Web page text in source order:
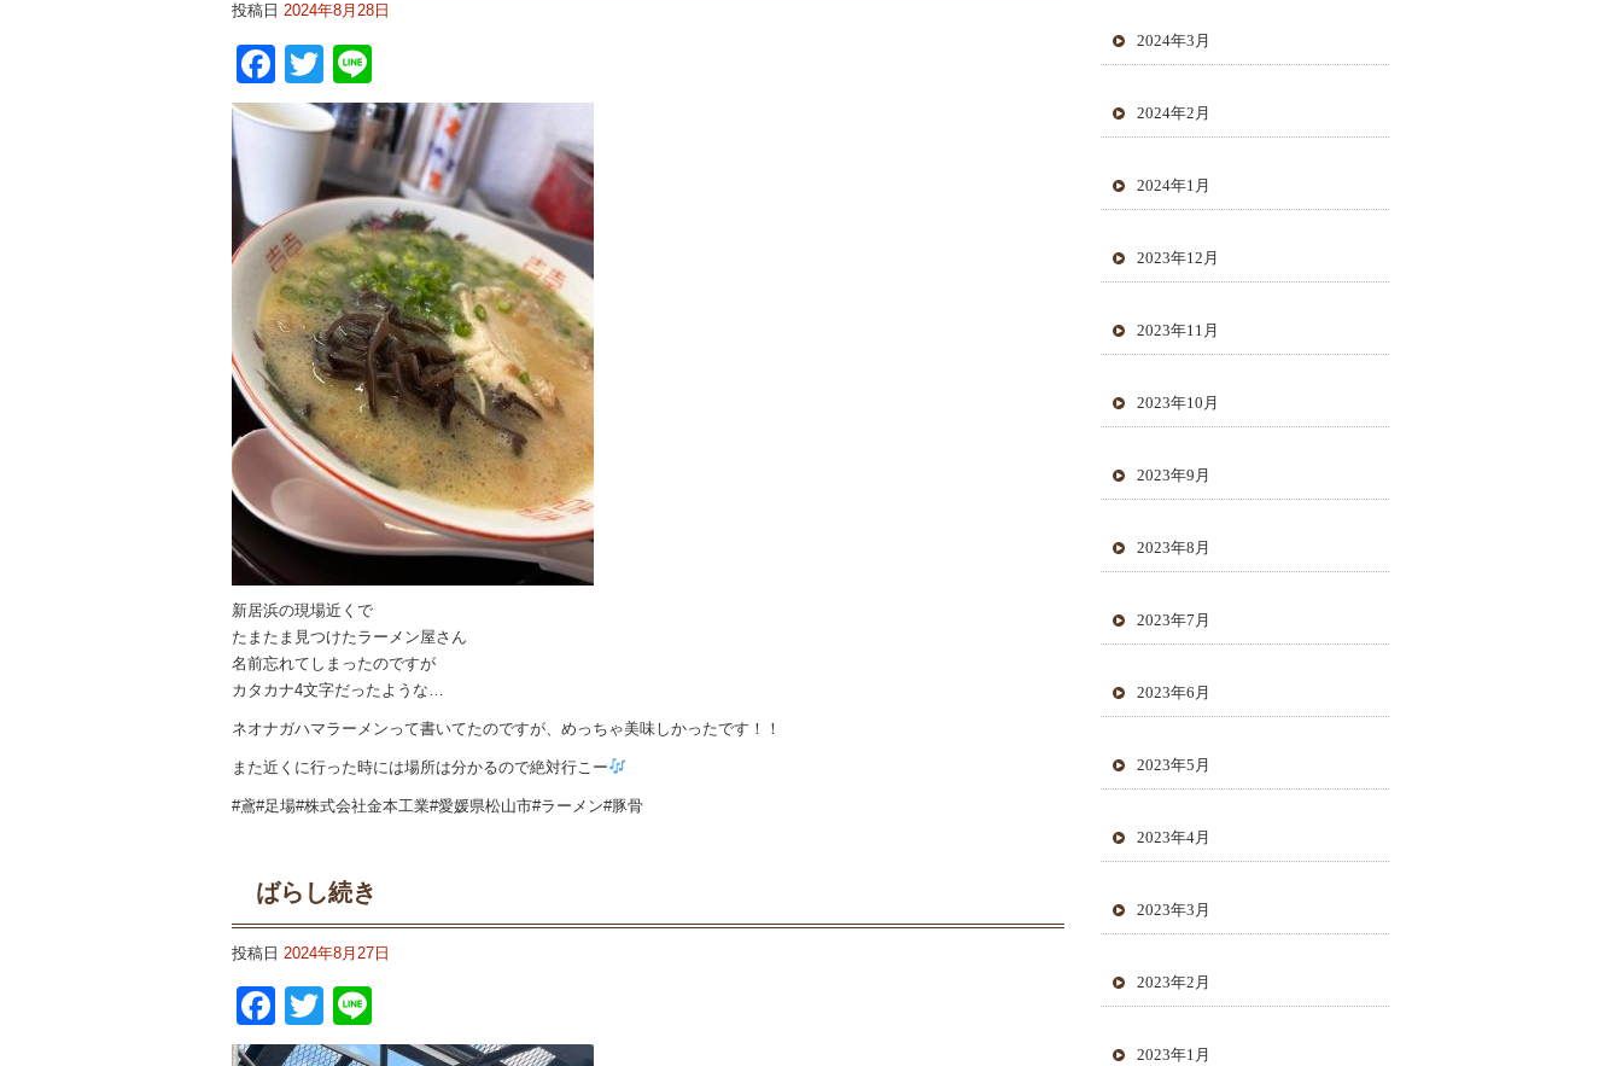
投稿日 2024年8月28日
Facebook
Twitter
新居浜の現場近くで
たまたま見つけたラーメン屋さん
名前忘れてしまったのですが
カタカナ4文字だったような…
ネオナガハマラーメンって書いてたのですが、めっちゃ美味しかったです！！
また近くに行った時には場所は分かるので絶対行こー
#鳶#足場#株式会社金本工業#愛媛県松山市#ラーメン#豚骨
ばらし続き
投稿日 2024年8月27日
Facebook
Twitter
2024年3月
2024年2月
2024年1月
2023年12月
2023年11月
2023年10月
2023年9月
2023年8月
2023年7月
2023年6月
2023年5月
2023年4月
2023年3月
2023年2月
2023年1月